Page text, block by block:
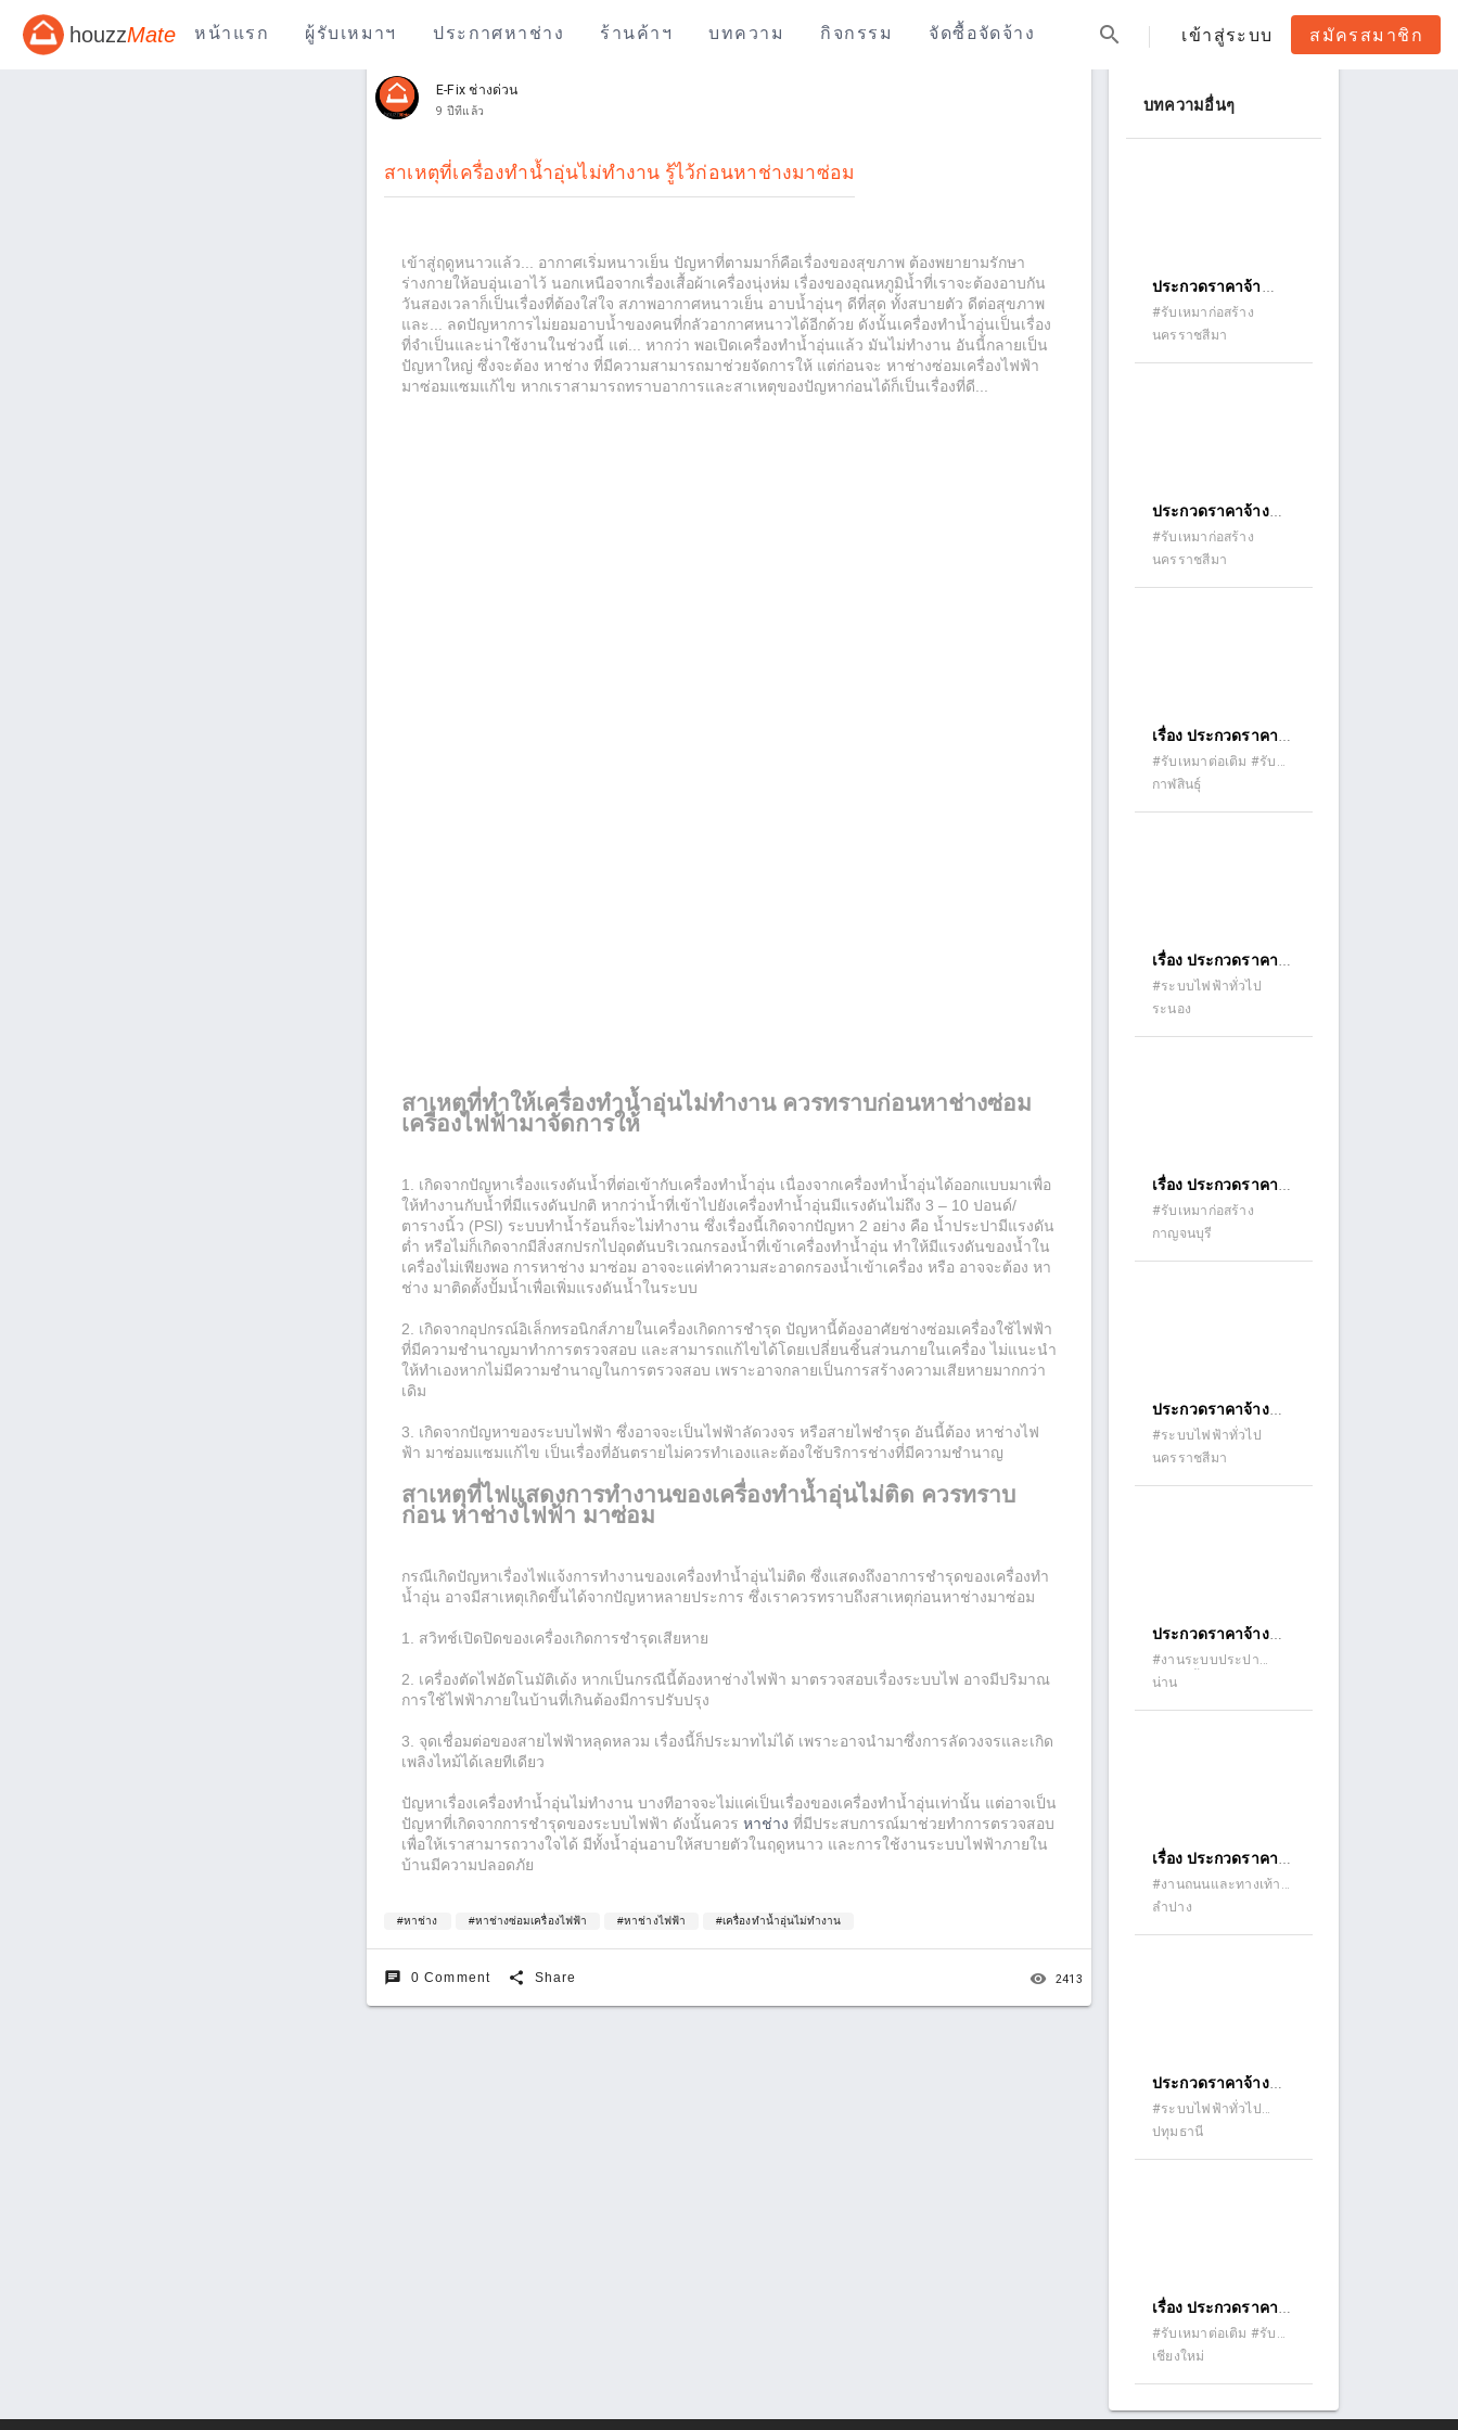
houzzMate หน้าแรก ผู้รับเหมาฯ ประกาศหาช่าง ร้านค้าฯ บทความ กิจกรรม จัดซื้อจัดจ้าง search เข้าสู่ระบบ สมัครสมาชิก
E-Fix ช่างด่วน
9 ปีที่แล้ว
สาเหตุที่เครื่องทำน้ำอุ่นไม่ทำงาน รู้ไว้ก่อนหาช่างมาซ่อม
เข้าสู่ฤดูหนาวแล้ว... อากาศเริ่มหนาวเย็น ปัญหาที่ตามมาก็คือเรื่องของสุขภาพ ต้องพยายามรักษา
ร่างกายให้อบอุ่นเอาไว้ นอกเหนือจากเรื่องเสื้อผ้าเครื่องนุ่งห่ม เรื่องของอุณหภูมิน้ำที่เราจะต้องอาบกัน
วันสองเวลาก็เป็นเรื่องที่ต้องใส่ใจ สภาพอากาศหนาวเย็น อาบน้ำอุ่นๆ ดีที่สุด ทั้งสบายตัว ดีต่อสุขภาพ
และ... ลดปัญหาการไม่ยอมอาบน้ำของคนที่กลัวอากาศหนาวได้อีกด้วย ดังนั้นเครื่องทำน้ำอุ่นเป็นเรื่อง
ที่จำเป็นและน่าใช้งานในช่วงนี้ แต่... หากว่า พอเปิดเครื่องทำน้ำอุ่นแล้ว มันไม่ทำงาน อันนี้กลายเป็น
ปัญหาใหญ่ ซึ่งจะต้อง หาช่าง ที่มีความสามารถมาช่วยจัดการให้ แต่ก่อนจะ หาช่างซ่อมเครื่องไฟฟ้า
มาซ่อมแซมแก้ไข หากเราสามารถทราบอาการและสาเหตุของปัญหาก่อนได้ก็เป็นเรื่องที่ดี...
สาเหตุที่ทำให้เครื่องทำน้ำอุ่นไม่ทำงาน ควรทราบก่อนหาช่างซ่อม
เครื่องไฟฟ้ามาจัดการให้
1. เกิดจากปัญหาเรื่องแรงดันน้ำที่ต่อเข้ากับเครื่องทำน้ำอุ่น เนื่องจากเครื่องทำน้ำอุ่นได้ออกแบบมาเพื่อ
ให้ทำงานกับน้ำที่มีแรงดันปกติ หากว่าน้ำที่เข้าไปยังเครื่องทำน้ำอุ่นมีแรงดันไม่ถึง 3 – 10 ปอนด์/
ตารางนิ้ว (PSI) ระบบทำน้ำร้อนก็จะไม่ทำงาน ซึ่งเรื่องนี้เกิดจากปัญหา 2 อย่าง คือ น้ำประปามีแรงดัน
ต่ำ หรือไม่ก็เกิดจากมีสิ่งสกปรกไปอุดตันบริเวณกรองน้ำที่เข้าเครื่องทำน้ำอุ่น ทำให้มีแรงดันของน้ำใน
เครื่องไม่เพียงพอ การหาช่าง มาซ่อม อาจจะแค่ทำความสะอาดกรองน้ำเข้าเครื่อง หรือ อาจจะต้อง หา
ช่าง มาติดตั้งปั้มน้ำเพื่อเพิ่มแรงดันน้ำในระบบ
2. เกิดจากอุปกรณ์อิเล็กทรอนิกส์ภายในเครื่องเกิดการชำรุด ปัญหานี้ต้องอาศัยช่างซ่อมเครื่องใช้ไฟฟ้า
ที่มีความชำนาญมาทำการตรวจสอบ และสามารถแก้ไขได้โดยเปลี่ยนชิ้นส่วนภายในเครื่อง ไม่แนะนำ
ให้ทำเองหากไม่มีความชำนาญในการตรวจสอบ เพราะอาจกลายเป็นการสร้างความเสียหายมากกว่า
เดิม
3. เกิดจากปัญหาของระบบไฟฟ้า ซึ่งอาจจะเป็นไฟฟ้าลัดวงจร หรือสายไฟชำรุด อันนี้ต้อง หาช่างไฟ
ฟ้า มาซ่อมแซมแก้ไข เป็นเรื่องที่อันตรายไม่ควรทำเองและต้องใช้บริการช่างที่มีความชำนาญ
สาเหตุที่ไฟแสดงการทำงานของเครื่องทำน้ำอุ่นไม่ติด ควรทราบ
ก่อน หาช่างไฟฟ้า มาซ่อม
กรณีเกิดปัญหาเรื่องไฟแจ้งการทำงานของเครื่องทำน้ำอุ่นไม่ติด ซึ่งแสดงถึงอาการชำรุดของเครื่องทำ
น้ำอุ่น อาจมีสาเหตุเกิดขึ้นได้จากปัญหาหลายประการ ซึ่งเราควรทราบถึงสาเหตุก่อนหาช่างมาซ่อม
1. สวิทช์เปิดปิดของเครื่องเกิดการชำรุดเสียหาย
2. เครื่องตัดไฟอัตโนมัติเด้ง หากเป็นกรณีนี้ต้องหาช่างไฟฟ้า มาตรวจสอบเรื่องระบบไฟ อาจมีปริมาณ
การใช้ไฟฟ้าภายในบ้านที่เกินต้องมีการปรับปรุง
3. จุดเชื่อมต่อของสายไฟฟ้าหลุดหลวม เรื่องนี้ก็ประมาทไม่ได้ เพราะอาจนำมาซึ่งการลัดวงจรและเกิด
เพลิงไหม้ได้เลยทีเดียว
ปัญหาเรื่องเครื่องทำน้ำอุ่นไม่ทำงาน บางทีอาจจะไม่แค่เป็นเรื่องของเครื่องทำน้ำอุ่นเท่านั้น แต่อาจเป็น
ปัญหาที่เกิดจากการชำรุดของระบบไฟฟ้า ดังนั้นควร หาช่าง ที่มีประสบการณ์มาช่วยทำการตรวจสอบ
เพื่อให้เราสามารถวางใจได้ มีทั้งน้ำอุ่นอาบให้สบายตัวในฤดูหนาว และการใช้งานระบบไฟฟ้าภายใน
บ้านมีความปลอดภัย
#หาช่าง #หาช่างซ่อมเครื่องไฟฟ้า #หาช่างไฟฟ้า #เครื่องทำน้ำอุ่นไม่ทำงาน
chat 0 Comment share Share remove_red_eye 2413
บทความอื่นๆ
ประกวดราคาจ้า
ก่อสร้างบ้านพัก
ข้าราชการ ระดับ 9
อำดภอคง จังหวัด
#รับเหมาก่อสร้าง
นครราชสีมา
ประกวดราคาจ้าง
ก่อสร้างงานก่อสร้าง
อาคารที่พักอาศัยและ
สิ่งก่อสร้างประกอบ
#รับเหมาก่อสร้าง
นครราชสีมา
เรื่อง ประกวดราคา
จ้างก่อสร้างปรับปรุง
อาคารที่ทำการและ
สิ่งก่อสร้างประกอบ
#รับเหมาต่อเติม #รับ
เหมาปรับปรุง (รีโนเวท)
กาฬสินธุ์
เรื่อง ประกวดราคา
จ้างก่อสร้างงานติด
ตั้งไฟฟ้าแสงสว่าง
งานอำนวยความ
ระหว่าง
กม.๖๑๔+๔๒๐ -
กม.๖๑๔+๙๙๘ ด้วย
#ระบบไฟฟ้าทั่วไป
ระนอง
เรื่อง ประกวดราคา
จ้างก่อสร้างก่อสร้างที่
จอดรถประชาชนและ
คนพิการ สำนักงาน
#รับเหมาก่อสร้าง
กาญจนบุรี
ประกวดราคาจ้าง
ก่อสร้างติดตั้งโคมไฟ
สาธารณะภายใน
หมู่บ้าน หมู่ที่ ๙
bidding)
#ระบบไฟฟ้าทั่วไป
นครราชสีมา
ประกวดราคาจ้าง
ก่อสร้างโครงการ
ก่อสร้างระบบประปา
หมู่บ้านพลังงานแสง
เหล็กหอถังสูง ๑.๒ ถัง
กรอง สนิมเหล็ก ๑.๓
อิเล็กทรอนิกส์ (e-
bidding)
#งานระบบประปา
(ระบบน้ำดี)
น่าน
เรื่อง ประกวดราคา
จ้างก่อสร้างปรับปรุง
ถนนและบ่อพัก ถนน
พหลโยธิน ซอย ๗
#งานถนนและทางเท้า
(ถนนคอนกรีต ถนน
ลำปาง
ประกวดราคาจ้าง
ก่อสร้างโครงการ
ปรับปรุงและ
ซ่อมแซมระบบไฟฟ้า
จังหวัดปทุมธานี ตาม
แบบ องค์การบริหาร
อิเล็กทรอนิกส์ (e-
#ระบบไฟฟ้าทั่วไป
#งานซ่อมอุปกรณ์ไฟฟ้า
ปทุมธานี
เรื่อง ประกวดราคา
จ้างก่อสร้างปรับปรุง
ห้องปฏิบัติการ
นักศึกษาบัณฑิตศึกษา
อาคาร ๕ ชั้น ๓ คณะ
#รับเหมาต่อเติม #รับ
เหมาปรับปรุง (รีโนเวท)
เชียงใหม่